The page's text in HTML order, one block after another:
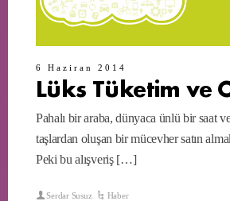
6 Haziran 2014
Lüks Tüketim ve
Pahalı bir araba, dünyaca ünlü bir saat
taşlardan oluşan bir mücevher satın
Peki bu alışveriş […]
Serdar Susuz Haber